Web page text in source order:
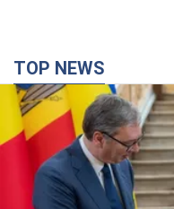
TOP NEWS